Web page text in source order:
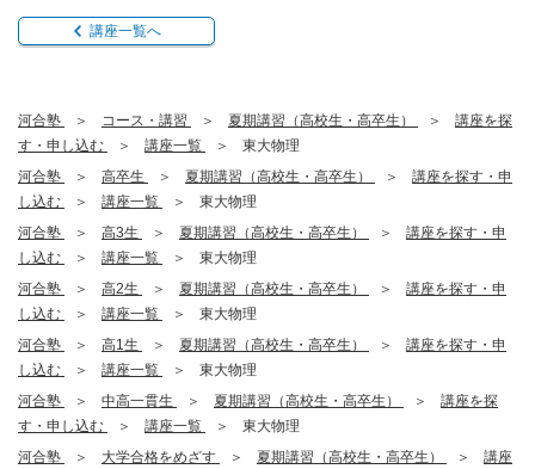
講座一覧へ
河合塾 コース・講習 夏期講習（高校生・高卒生）
講座を探
す・申し込む
講座一覧
東大物理
河合塾
高卒生 夏期講習（高校生・高卒生）
講座を探す・申
し込む
講座一覧
東大物理
河合塾
高3生 夏期講習（高校生・高卒生）
講座を探す・申
し込む
講座一覧
東大物理
河合塾
高2生 夏期講習（高校生・高卒生）
講座を探す・申
し込む
講座一覧
東大物理
河合塾
高1生 夏期講習（高校生・高卒生）
講座を探す・申
し込む
講座一覧
東大物理
河合塾
中高一貫生 夏期講習（高校生・高卒生）
講座を探
す・申し込む
講座一覧
東大物理
河合塾
大学合格をめざす 夏期講習（高校生・高卒生）
講座